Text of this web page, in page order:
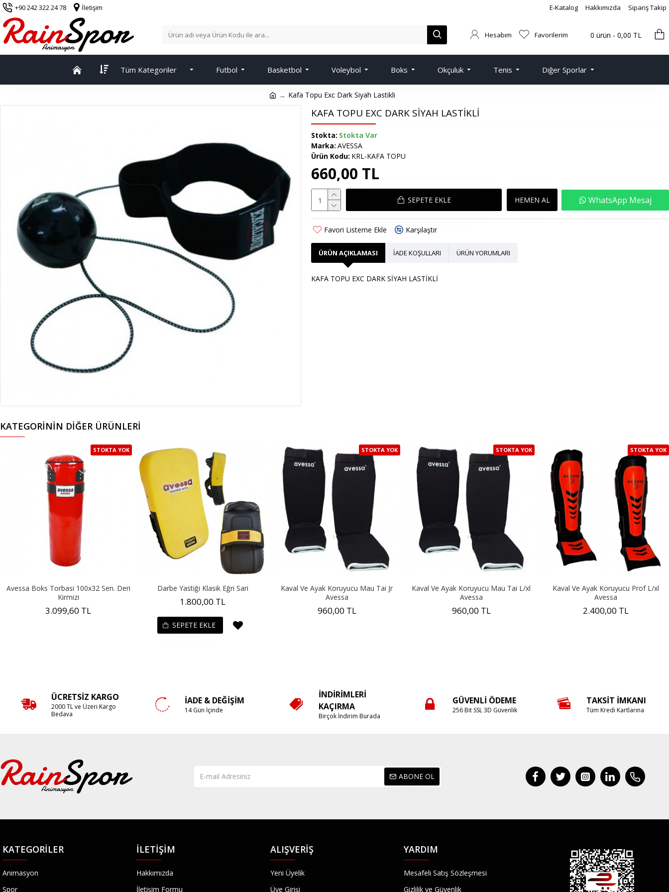
+90 242 322 24 78 İletişim E-Katalog Hakkımızda Sipariş Takip
Hesabım Favorilerim 0 ürün - 0,00 TL
Tüm Kategoriler Futbol Basketbol Voleybol Boks Okçuluk Tenis Diğer Sporlar
Kafa Topu Exc Dark Siyah Lastikli
KAFA TOPU EXC DARK SIYAH LASTIKLI
660,00 TL
Stokta: Stokta Var
Marka: AVESSA
Ürün Kodu: KRL-KAFA TOPU
SEPETE EKLE HEMEN AL WhatsApp Mesaj
Favori Listeme Ekle Karşılaştır
ÜRÜN AÇIKLAMASI İADE KOŞULLARI ÜRÜN YORUMLARI
KAFA TOPU EXC DARK SİYAH LASTİKLİ
KATEGORININ DIĞER ÜRÜNLERI
STOKTA YOK
Avessa Boks Torbasi 100x32 Sen. Deri
Kirmizi
3.099,60 TL
Darbe Yastiği Klasik Eğri Sari
1.800,00 TL
SEPETE EKLE
STOKTA YOK
Kaval Ve Ayak Koruyucu Mau Tai Jr
Avessa
960,00 TL
STOKTA YOK
Kaval Ve Ayak Koruyucu Mau Tai L/xl
Avessa
960,00 TL
STOKTA YOK
Kaval Ve Ayak Koruyucu Prof L/xl
Avessa
2.400,00 TL
ÜCRETSIZ KARGO
2000 TL ve Üzeri Kargo
Bedava
İADE & DEĞIŞIM
14 Gün İçinde
İNDIRIMLERI
KAÇIRMA
Birçok İndirim Burada
GÜVENLI ÖDEME
256 Bit SSL 3D Güvenlik
TAKSIT İMKANI
Tüm Kredi Kartlarına
ABONE OL
KATEGORILER
Animasyon
Spor
İLETIŞIM
Hakkımızda
İletişim Formu
ALIŞVERIŞ
Yeni Üyelik
Üye Girişi
YARDIM
Mesafeli Satış Sözleşmesi
Gizlilik ve Güvenlik